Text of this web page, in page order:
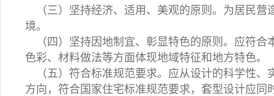
（三）坚持经济、适用、美观的原则。为居民营
境。
（四）坚持因地制宜、彰显特色的原则。应符合
色彩、材料做法等方面体现地域特征和地方特色。
（五）符合标准规范要求。应从设计的科学性、
方向，符合国家住宅标准规范要求，套型设计应